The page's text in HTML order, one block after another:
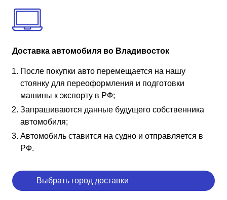
Доставка автомобиля во Владивосток
После покупки авто перемещается на нашу
стоянку для переоформления и подготовки
машины к экспорту в РФ;
Запрашиваются данные будущего собственника
автомобиля;
Автомобиль ставится на судно и отправляется в
РФ.
Выбрать город доставки